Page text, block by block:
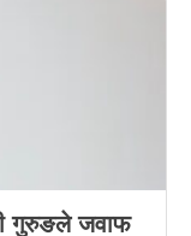
गुरुङले जवाफ